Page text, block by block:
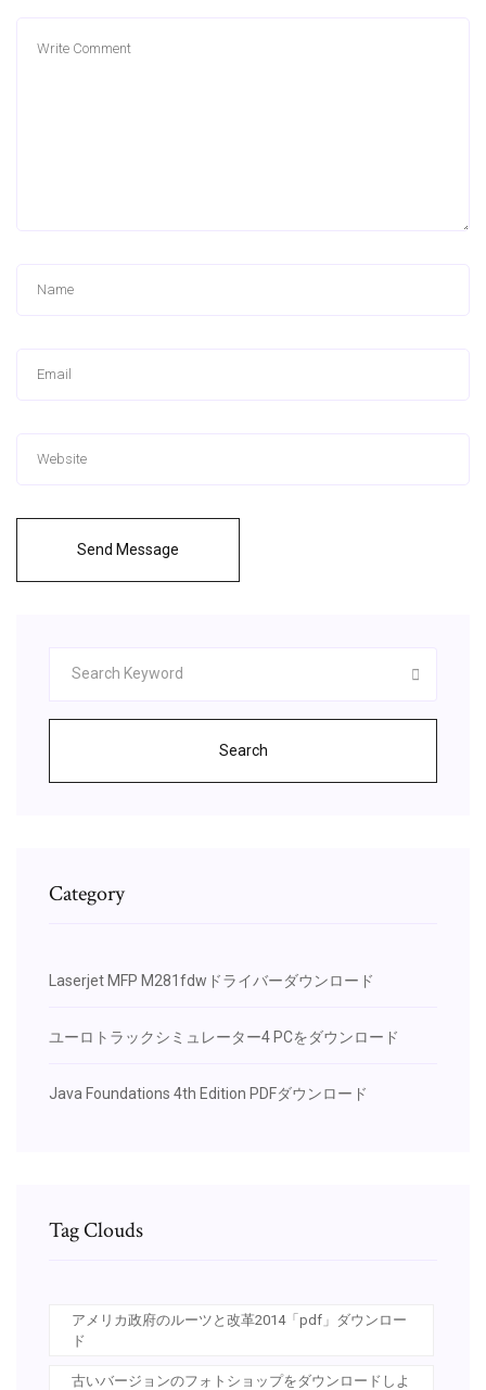
Send Message
Search
Category
Laserjet MFP M281fdwドライバーダウンロード
ユーロトラックシミュレーター4 PCをダウンロード
Java Foundations 4th Edition PDFダウンロード
Tag Clouds
アメリカ政府のルーツと改革2014「pdf」ダウンロー
ド
古いバージョンのフォトショップをダウンロードしよ